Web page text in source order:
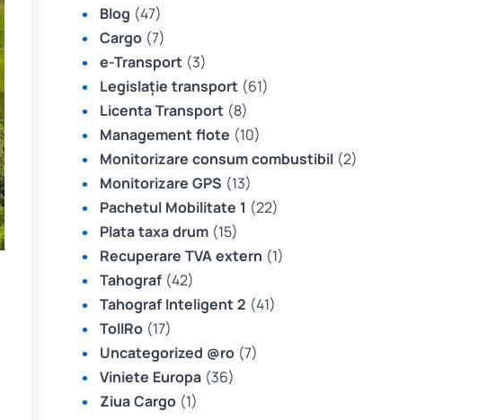
Blog (47)
Cargo (7)
e-Transport (3)
Legislație transport (61)
Licenta Transport (8)
Management flote (10)
Monitorizare consum combustibil (2)
Monitorizare GPS (13)
Pachetul Mobilitate 1 (22)
Plata taxa drum (15)
Recuperare TVA extern (1)
Tahograf (42)
Tahograf Inteligent 2 (41)
TollRo (17)
Uncategorized @ro (7)
Viniete Europa (36)
Ziua Cargo (1)